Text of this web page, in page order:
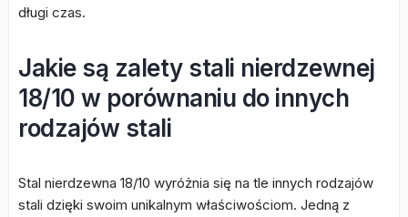
długi czas.
Jakie są zalety stali nierdzewnej
18/10 w porównaniu do innych
rodzajów stali
Stal nierdzewna 18/10 wyróżnia się na tle innych rodzajów
stali dzięki swoim unikalnym właściwościom. Jedną z